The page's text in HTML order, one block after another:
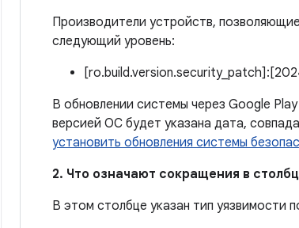
Производители устройств,
следующий уровень:
В обновлении системы через Google
версией ОС будет указана дата,
установить обновления системы
2. Что означают сокращения в
В этом столбце указан тип уязвимости